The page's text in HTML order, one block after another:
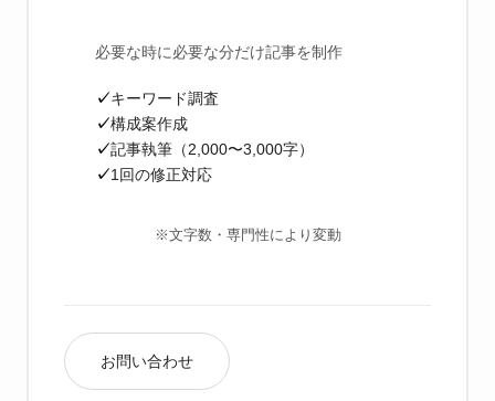
必要な時に必要な分だけ記事を制作
キーワード調査
構成案作成
記事執筆（2,000〜3,000字）
1回の修正対応
※文字数・専門性により変動
お問い合わせ